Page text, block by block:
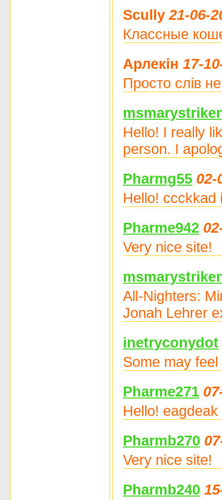
Scully21-06-
Классные
Арлекін 17-
Просто слів
Hello! I really
person. I
Pharmg55 02-
Hello! ccckkad
Pharme942
Very nice site!
All-Nighters:
Jonah Lehrer
inetryconydot
Some may
Pharme271
Hello!
Pharmb270
Very nice site!
Pharmb240